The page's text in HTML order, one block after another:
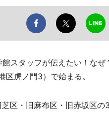
スタッフが伝えたい！な
虎ノ門3）で始まる。
区・旧麻布区・旧赤坂区の